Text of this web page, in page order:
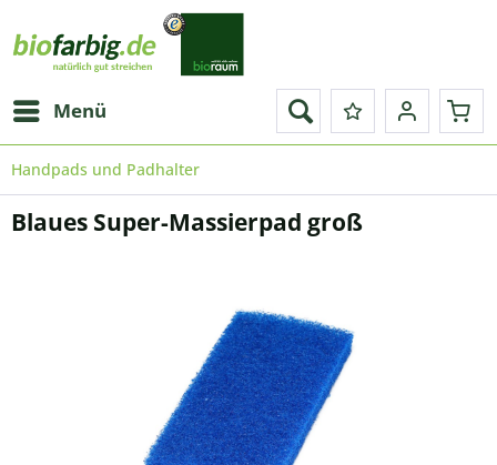
Menü
Handpads und Padhalter
Blaues Super-Massierpad groß